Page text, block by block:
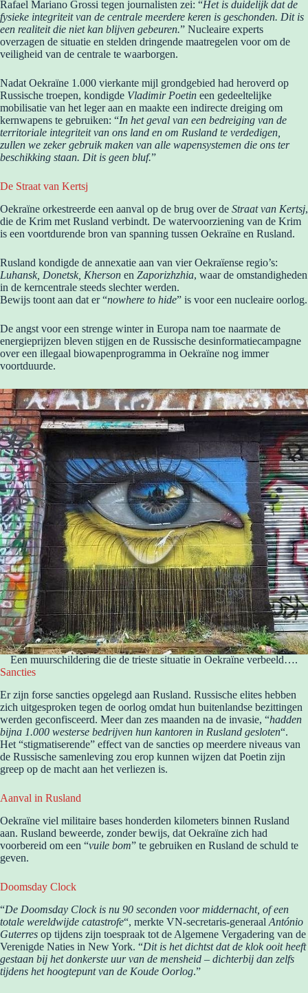
Rafael Mariano Grossi tegen journalisten zei: “Het is duidelijk dat de
fysieke integriteit van de centrale meerdere keren is geschonden. Dit is
een realiteit die niet kan blijven gebeuren.” Nucleaire experts
overzagen de situatie en stelden dringende maatregelen voor om de
veiligheid van de centrale te waarborgen.
Nadat Oekraïne 1.000 vierkante mijl grondgebied had heroverd op
Russische troepen, kondigde Vladimir Poetin een gedeeltelijke
mobilisatie van het leger aan en maakte een indirecte dreiging om
kernwapens te gebruiken: “In het geval van een bedreiging van de
territoriale integriteit van ons land en om Rusland te verdedigen,
zullen we zeker gebruik maken van alle wapensystemen die ons ter
beschikking staan. Dit is geen bluf.”
De Straat van Kertsj
Oekraïne orkestreerde een aanval op de brug over de Straat van Kertsj,
die de Krim met Rusland verbindt. De watervoorziening van de Krim
is een voortdurende bron van spanning tussen Oekraïne en Rusland.
Rusland kondigde de annexatie aan van vier Oekraïense regio’s:
Luhansk, Donetsk, Kherson en Zaporizhzhia, waar de omstandigheden
in de kerncentrale steeds slechter werden.
Bewijs toont aan dat er “nowhere to hide” is voor een nucleaire oorlog.
De angst voor een strenge winter in Europa nam toe naarmate de
energieprijzen bleven stijgen en de Russische desinformatiecampagne
over een illegaal biowapenprogramma in Oekraïne nog immer
voortduurde.
Een muurschildering die de trieste situatie in Oekraïne verbeeld….
Sancties
Er zijn forse sancties opgelegd aan Rusland. Russische elites hebben
zich uitgesproken tegen de oorlog omdat hun buitenlandse bezittingen
werden geconfisceerd. Meer dan zes maanden na de invasie, “hadden
bijna 1.000 westerse bedrijven hun kantoren in Rusland gesloten“.
Het “stigmatiserende” effect van de sancties op meerdere niveaus van
de Russische samenleving zou erop kunnen wijzen dat Poetin zijn
greep op de macht aan het verliezen is.
Aanval in Rusland
Oekraïne viel militaire bases honderden kilometers binnen Rusland
aan. Rusland beweerde, zonder bewijs, dat Oekraïne zich had
voorbereid om een “vuile bom” te gebruiken en Rusland de schuld te
geven.
Doomsday Clock
“De Doomsday Clock is nu 90 seconden voor middernacht, of een
totale wereldwijde catastrofe“, merkte VN-secretaris-generaal António
Guterres op tijdens zijn toespraak tot de Algemene Vergadering van de
Verenigde Naties in New York. “Dit is het dichtst dat de klok ooit heeft
gestaan bij het donkerste uur van de mensheid – dichterbij dan zelfs
tijdens het hoogtepunt van de Koude Oorlog.”